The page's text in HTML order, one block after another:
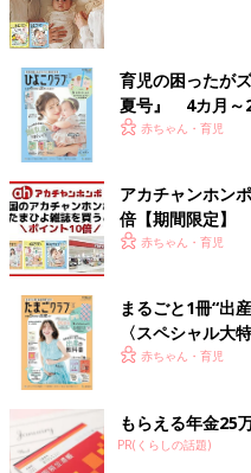
ライトパープルの色味
激かわ！ポケピースと
育児の困ったが
夏号』 4カ月～
いっぱい！
赤ちゃん・育児
アカチャンホン
倍【期間限定】
赤ちゃん・育児
まるごと1冊“出
〈スペシャル大
赤ちゃん・育児
もらえる年金25
PR(くらしの話題)